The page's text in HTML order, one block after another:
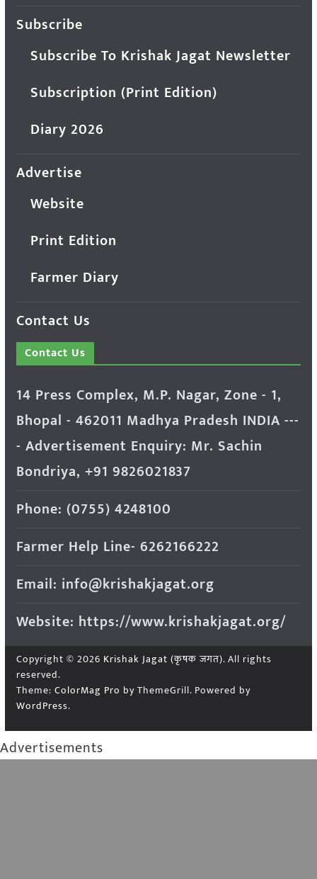
Subscribe
Subscribe To Krishak Jagat Newsletter
Subscription (Print Edition)
Diary 2026
Advertise
Website
Print Edition
Farmer Diary
Contact Us
Contact Us
14 Press Complex, M.P. Nagar, Zone - 1,
Bhopal - 462011 Madhya Pradesh INDIA ---
- Advertisement Enquiry: Mr. Sachin
Bondriya, +91 9826021837
Phone: (0755) 4248100
Farmer Help Line- 6262166222
Email: info@krishakjagat.org
Website: https://www.krishakjagat.org/
Copyright © 2026 Krishak Jagat (कृषक जगत). All rights
reserved.
Theme: ColorMag Pro by ThemeGrill. Powered by
WordPress.
Advertisements